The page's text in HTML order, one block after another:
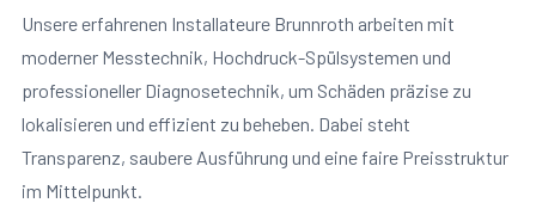
Unsere erfahrenen Installateure Brunnroth arbeiten mit
moderner Messtechnik, Hochdruck-Spülsystemen und
professioneller Diagnosetechnik, um Schäden präzise zu
lokalisieren und effizient zu beheben. Dabei steht
Transparenz, saubere Ausführung und eine faire Preisstruktur
im Mittelpunkt.